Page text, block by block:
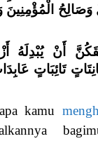
وَصَالِحُ الْمُؤْمِنِينَ
أَنْ يُبْدِلَهُ
تَائِبَاتٍ
kamu